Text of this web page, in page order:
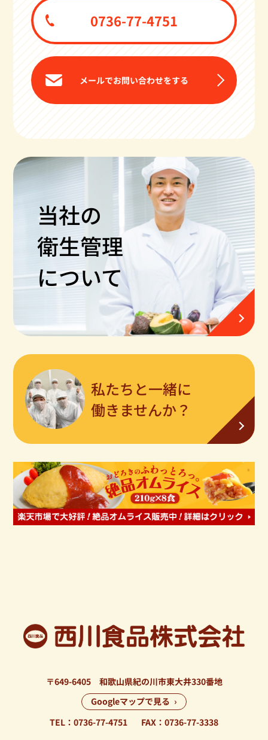
0736-77-4751
メールでお問い合わせをする
当社の
衛生管理
について
私たちと一緒に
働きませんか？
〒649-6405 和歌山県紀の川市東大井330番地
Googleマップで見る ›
TEL：0736-77-4751
FAX：0736-77-3338